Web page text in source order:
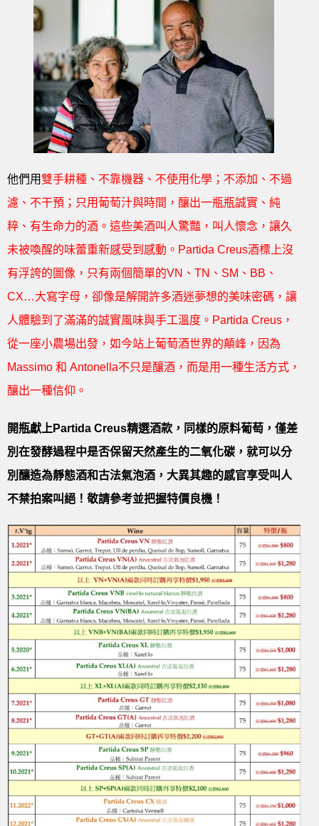
他們用雙手耕種、不靠機器、不使用化學；不添加、不過
濾、不干預；只用葡萄汁與時間，釀出一瓶瓶誠實、純
粹、有生命力的酒。這些美酒叫人驚豔，叫人懷念，讓久
未被喚醒的味蕾重新感受到感動。Partida Creus酒標上沒
有浮誇的圖像，只有兩個簡單的VN、TN、SM、BB、
CX…大寫字母，卻像是解開許多酒迷夢想的美味密碼，讓
人體驗到了滿滿的誠實風味與手工溫度。Partida Creus，
從一座小農場出發，如今站上葡萄酒世界的顛峰，因為
Massimo 和 Antonella不只是釀酒，而是用一種生活方式，
釀出一種信仰。
開瓶獻上Partida Creus精選酒款，同樣的原料葡萄，僅差
別在發酵過程中是否保留天然產生的二氧化碳，就可以分
別釀造為靜態酒和古法氣泡酒，大異其趣的感官享受叫人
不禁拍案叫絕！敬請參考並把握特價良機！